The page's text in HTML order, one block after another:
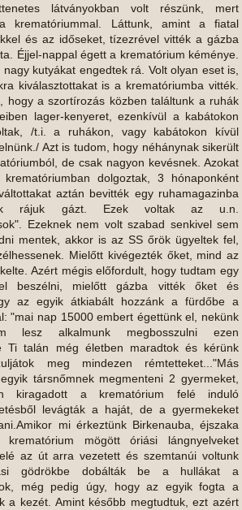
látványokban volt részünk, mert
krematóriummal. Láttunk, amint a fiatal
és az időseket, tízezrével vitték a gázba
Éjjel-nappal égett a krematórium kéménye.
kutyákat engedtek rá. Volt olyan eset is,
kiválasztottakat is a krematóriumba vitték.
hogy a szortírozás közben találtunk a ruhák
lager-kenyeret, ezenkívül a kabátokon
/t.i. a ruhákon, vagy kabátokon kívül
Azt is tudom, hogy néhánynak sikerült
de csak nagyon kevésnek. Azokat
dolgoztak, 3 hónaponként
aztán bevitték egy ruhamagazinba
rájuk gázt. Ezek voltak az u.n.
Ezeknek nem volt szabad senkivel sem
mentek, akkor is az SS őrök ügyeltek fel,
Mielőtt kivégezték őket, mind az
Azért mégis előfordult, hogy tudtam egy
beszélni, mielőtt gázba vitték őket és
az egyik átkiabált hozzánk a fürdőbe a
"mai nap 15000 embert égettünk el, nekünk
lesz alkalmunk megbosszulni ezen
Ti talán még életben maradtok és kérünk
meg mindezen rémtetteket..."Más
társnőmnek megmenteni 2 gyermeket,
kiragadott a krematórium felé induló
levágták a haját, de a gyermekeket
mi érkeztünk Birkenauba, éjszaka
mögött óriási lángnyelveket
az út arra vezetett és szemtanúi voltunk
gödrökbe dobálták be a hullákat a
még pedig úgy, hogy az egyik fogta a
a kezét. Amint később megtudtuk, ezt azért